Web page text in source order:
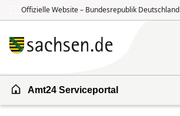
Offizielle Website – Bundesrepublik Deutschland
Amt24 Serviceportal